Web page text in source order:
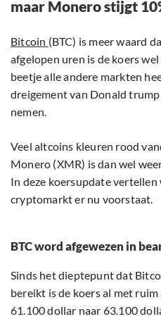
maar Monero stijgt
Bitcoin (BTC) is meer waard
afgelopen uren is de koers
beetje alle andere markten
dreigement van Donald
nemen.
Veel altcoins kleuren rood
Monero (XMR) is dan wel
In deze koersupdate vertellen
cryptomarkt er nu voorstaat.
BTC word afgewezen in
Sinds het dieptepunt dat
bereikt is de koers al met
61.100 dollar naar 63.100